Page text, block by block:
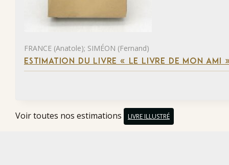
FRANCE (Anatole); SIMÉON (Fernand)
ESTIMATION DU LIVRE « LE LIVRE DE MON AMI
Voir toutes nos estimations LIVRE ILLUSTRÉ